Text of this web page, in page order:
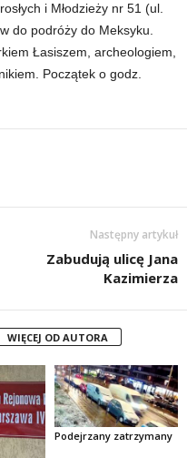
i Młodzieży nr 51 (ul.
do podróży do Meksyku.
Łasiszem, archeologiem,
Początek o godz.
Następny artykuł
Zabudują ulicę Jana
Kazimierza
WIĘCEJ OD AUTORA
Podejrzany zatrzymany